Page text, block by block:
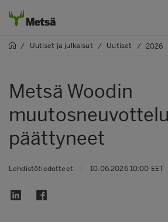
/ Uutiset ja julkaisut / Uutiset / 2026
Metsä Woodin
päättyneet
Lehdistötiedotteet 10.06.2026 10:00 EET